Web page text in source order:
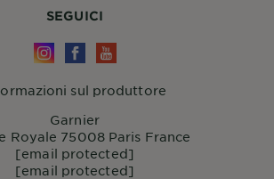
SEGUICI
sul produttore
Garnier
Royale 75008 Paris France
[email protected]
[email protected]